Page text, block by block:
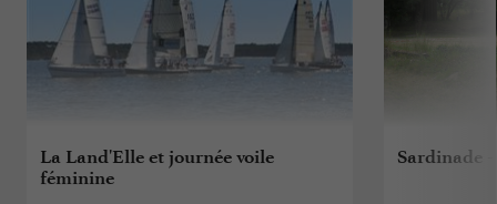
La Land'Elle et journée voile
féminine
Sardinade